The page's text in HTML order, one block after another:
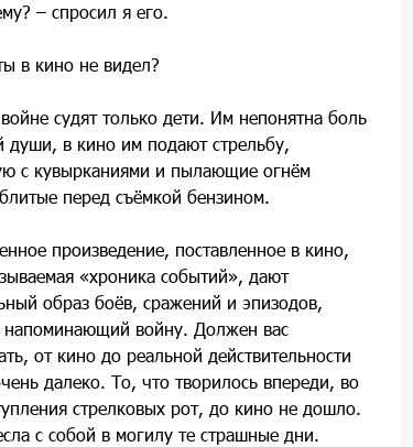
– спросил я его.
в кино не видел?
судят только дети. Им непонятна боль
души, в кино им подают стрельбу,
с кувырканиями и пылающие огнём
перед съёмкой бензином.
произведение, поставленное в кино,
«хроника событий», дают
образ боёв, сражений и эпизодов,
напоминающий войну. Должен вас
от кино до реальной действительности
далеко. То, что творилось впереди, во
стрелковых рот, до кино не дошло.
с собой в могилу те страшные дни.